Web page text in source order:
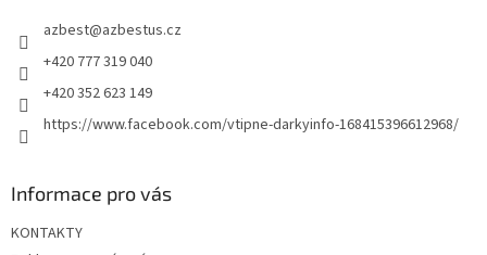
azbest@azbestus.cz
+420 777 319 040
+420 352 623 149
https://www.facebook.com/vtipne-darkyinfo-168415396612968/
Informace pro vás
KONTAKTY